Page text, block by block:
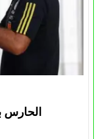
الحارس